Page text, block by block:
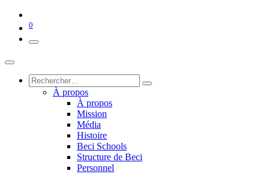
0
À propos
À propos
Mission
Média
Histoire
Beci Schools
Structure de Beci
Personnel